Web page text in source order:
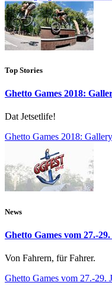
Top Stories
Ghetto Games 2018:
Dat Jetsetlife!
Ghetto Games 2018: Gallery
News
Ghetto Games vom 27.-
Von Fahrern, für Fahrer.
Ghetto Games vom 27.-29.